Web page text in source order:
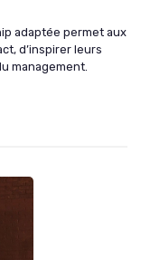
adaptée permet aux
d’inspirer leurs
management.